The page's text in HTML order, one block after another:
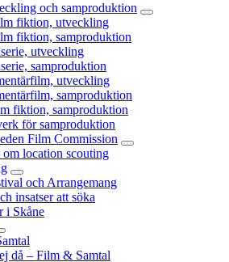
och samproduktion
fiktion, utveckling
fiktion, samproduktion
utveckling
samproduktion
utveckling
samproduktion
fiktion, samproduktion
för samproduktion
Film Commission
location scouting
och Arrangemang
insatser att söka
i Skåne
då – Film & Samtal